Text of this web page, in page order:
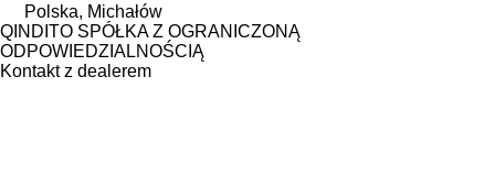
Polska, Michałów
QINDITO SPÓŁKA Z OGRANICZONĄ
ODPOWIEDZIALNOŚCIĄ
Kontakt z dealerem